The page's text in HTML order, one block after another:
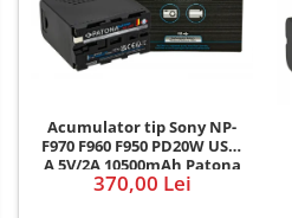
Acumulator tip Sony NP-
F970 F960 F950 PD20W USB-
A 5V/2A 10500mAh Patona
Platinum
370,00 Lei